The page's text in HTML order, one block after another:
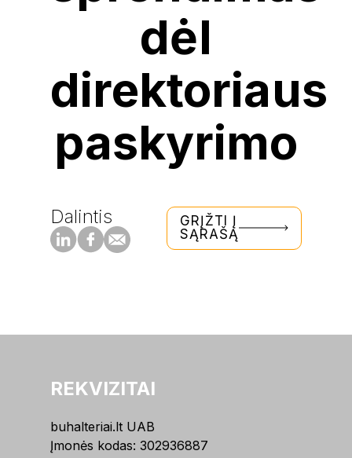
dėl
direktoriaus
paskyrimo
Dalintis
GRĮŽTI Į
SĄRAŠĄ
REKVIZITAI
buhalteriai.lt UAB
Įmonės kodas: 302936887